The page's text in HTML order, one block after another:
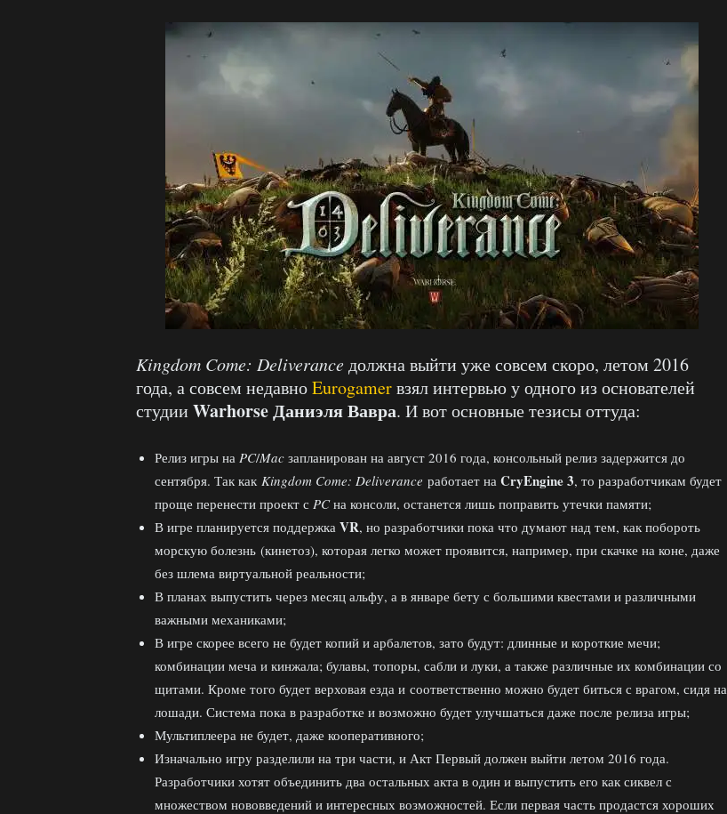
Kingdom Come: Deliveranceдолжна выйти уже совсем скоро, летом 2016
года, а совсем недавноEurogamerвзял интервью у одного из основателей
студии WarhorseДаниэля Вавра. И вот основные тезисы оттуда:
Релиз игры на PC/Mac запланирован на август 2016 года, консольный релиз задержится до
сентября. Так как Kingdom Come: Deliverance работает на CryEngine 3, то разработчикам будет
проще перенести проект с PCна консоли, останется лишь поправить утечки памяти;
В игре планируется поддержка VR, но разработчики пока что думают над тем, как побороть
морскую болезнь (кинетоз), которая легко может проявится, например, при скачке на коне, даже
без шлема виртуальной реальности;
В планах выпустить через месяц альфу, а в январе бету с большими квестами и различными
важными механиками;
В игре скорее всего не будет копий и арбалетов, зато будут: длинные и короткие мечи;
комбинации меча и кинжала; булавы, топоры, сабли и луки, а также различные их комбинации со
щитами. Кроме того будет верховая езда и соответственно можно будет биться с врагом, сидя на
лошади. Система пока в разработке и возможно будет улучшаться даже после релиза игры;
Мультиплеера не будет, даже кооперативного;
Изначально игру разделили на три части, и Акт Первый должен выйти летом 2016 года.
Разработчики хотят объединить два остальных акта в один и выпустить его как сиквел с
множеством нововведений и интересных возможностей. Если первая часть продастся хороших